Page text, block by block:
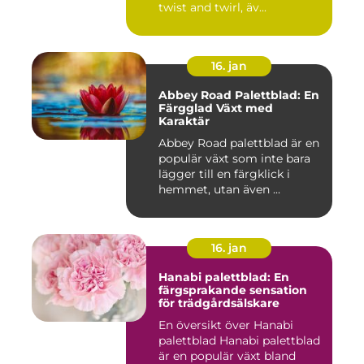
twist and twirl, äv...
16. jan
Abbey Road Palettblad: En
Färgglad Växt med
Karaktär
Abbey Road palettblad är en
populär växt som inte bara
lägger till en färgklick i
hemmet, utan även ...
16. jan
Hanabi palettblad: En
färgsprakande sensation
för trädgårdsälskare
En översikt över Hanabi
palettblad Hanabi palettblad
är en populär växt bland